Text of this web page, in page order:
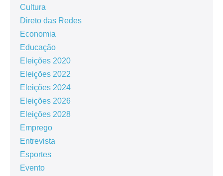
Cultura
Direto das Redes
Economia
Educação
Eleições 2020
Eleições 2022
Eleições 2024
Eleições 2026
Eleições 2028
Emprego
Entrevista
Esportes
Evento